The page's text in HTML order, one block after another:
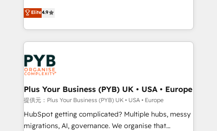
to your needs and sales objectives. With 125+
certifications, we are part of the most certified
services are offered in both English & French.
Elite Solutions Partner for businesses ready to
migrate, replatform, and scale smarter. We specialize
in high-impact CRM and CMS migrations and
onboarding from platforms like Salesforce, NetSuite,
Zoho, Pardot, Marketo, Microsoft Dynamics, Wix,
WordPress and legacy CRMs, turning fragmented
systems into unified, growth-ready HubSpot
architectures that accelerate revenue operations and
performance. - Multi-object CRM migration, cleanup,
and implementation. - Pre-built and custom
integrations across your full tech stack. - Custom
Elite4.9
Plus Your Business (PYB) UK • USA • Europe
提供元：Plus Your Business (PYB) UK • USA • Europe
HubSpot getting complicated? Multiple hubs, messy
migrations, AI, governance. We organise that